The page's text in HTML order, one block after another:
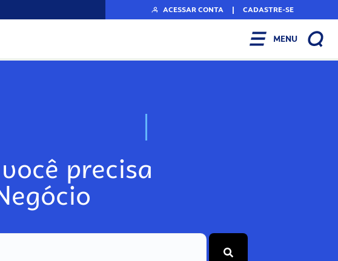
ACESSAR CONTA | CADASTRE-SE
MENU
N
precisa